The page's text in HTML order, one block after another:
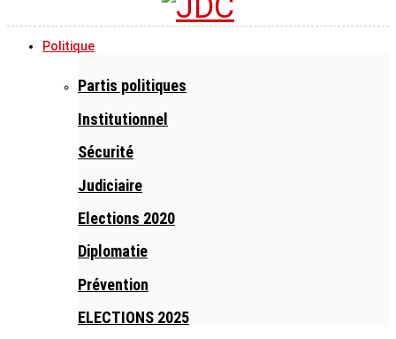
Politique
Partis politiques
Institutionnel
Sécurité
Judiciaire
Elections 2020
Diplomatie
Prévention
ELECTIONS 2025